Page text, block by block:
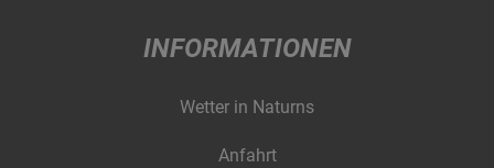
INFORMATIONEN
Wetter in Naturns
Anfahrt